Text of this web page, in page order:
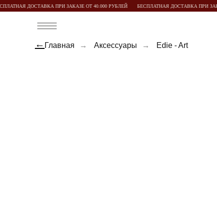
ДОСТАВКА ПРИ ЗАКАЗЕ ОТ 40.000 РУБЛЕЙ БЕСПЛАТНАЯ ДОСТАВКА ПРИ
Главная → Аксессуары → Edie - Art
←